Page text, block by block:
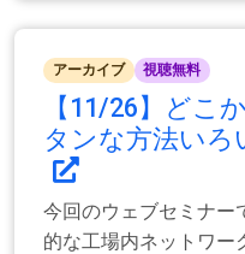
アーカイブ 視聴無料
【11/26】どこ
タンな方法いろ
今回のウェブセミナー
的な工場内ネットワー